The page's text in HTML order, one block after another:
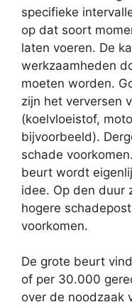
specifieke
op dat soort
laten voeren. De
werkzaamheden
moeten worden.
zijn het verversen
(koelvloeistof,
bijvoorbeeld).
schade
beurt wordt
idee. Op den duur
hogere
voorkomen.
De grote beurt
of per 30.000
over de noodzaak